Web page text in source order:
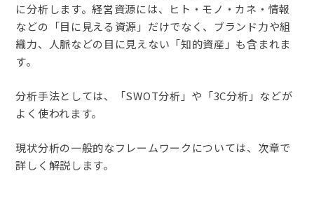
に分析します。経営資源には、ヒト・モノ・カネ・情報
などの「目に見える資源」だけでなく、ブランド力や組
織力、人脈などの目に見えない「知的資産」も含まれま
す。
分析手法としては、「SWOT分析」や「3C分析」などが
よく使われます。
現状分析の一般的なフレームワークについては、次章で
詳しく解説します。